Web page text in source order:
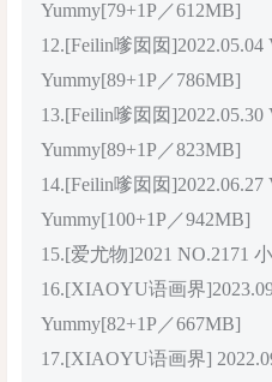
Yummy[79+1P／612MB]
12.[Feilin嗲囡囡
Yummy[89+1P／786MB]
13.[Feilin嗲囡囡
Yummy[89+1P／823MB]
14.[Feilin嗲囡囡
Yummy[100+1P／942MB]
15.[爱尤物]2021 NO.2171
16.[XIAOYU语画界
Yummy[82+1P／667MB]
17.[XIAOYU语画界]